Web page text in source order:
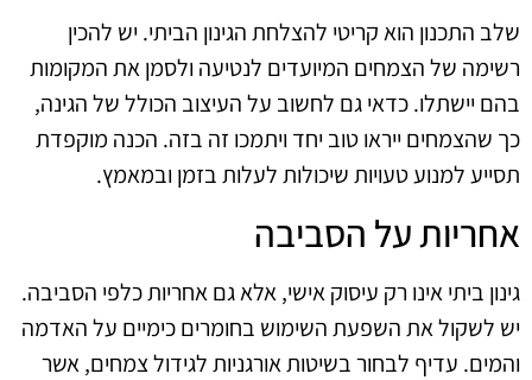
שלב התכנון הוא קריטי להצלחת הגינון הביתי. יש להכין
רשימה של הצמחים המיועדים לנטיעה ולסמן את המקומות
בהם יישתלו. כדאי גם לחשוב על העיצוב הכולל של הגינה,
כך שהצמחים ייראו טוב יחד ויתמכו זה בזה. הכנה מוקפדת
תסייע למנוע טעויות שיכולות לעלות בזמן ובמאמץ.
אחריות על הסביבה
גינון ביתי אינו רק עיסוק אישי, אלא גם אחריות כלפי הסביבה.
יש לשקול את השפעת השימוש בחומרים כימיים על האדמה
והמים. עדיף לבחור בשיטות אורגניות לגידול צמחים, אשר